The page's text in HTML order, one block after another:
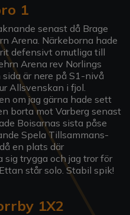
1
senast då Brage
Arena. Närkeborna hade
defensivt omutliga till
Arena rev Norlings
är nere på S1-nivå
Allsvenskan i fjol.
om jag gärna hade sett
borta mot Varberg senast
Boisarnas sista påse
Spela Tillsammans-
en plats där
trygga och jag tror för
står solo. Stabil spik!
1X2